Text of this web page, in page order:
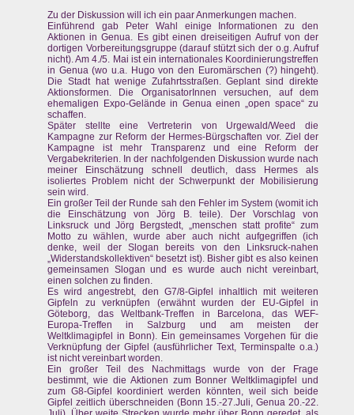
Zu der Diskussion will ich ein paar Anmerkungen machen.
Einführend gab Peter Wahl einige Informationen zu den
Aktionen in Genua. Es gibt einen dreiseitigen Aufruf von der
dortigen Vorbereitungsgruppe (darauf stützt sich der o.g. Aufruf
nicht). Am 4./5. Mai ist ein internationales Koordinierungstreffen
in Genua (wo u.a. Hugo von den Euromärschen (?) hingeht).
Die Stadt hat wenige Zufahrtsstraßen. Geplant sind direkte
Aktionsformen. Die OrganisatorInnen versuchen, auf dem
ehemaligen Expo-Gelände in Genua einen „open space“ zu
schaffen.
Später stellte eine Vertreterin von Urgewald/Weed die
Kampagne zur Reform der Hermes-Bürgschaften vor. Ziel der
Kampagne ist mehr Transparenz und eine Reform der
Vergabekriterien. In der nachfolgenden Diskussion wurde nach
meiner Einschätzung schnell deutlich, dass Hermes als
isoliertes Problem nicht der Schwerpunkt der Mobilisierung
sein wird.
Ein großer Teil der Runde sah den Fehler im System (womit ich
die Einschätzung von Jörg B. teile). Der Vorschlag von
Linksruck und Jörg Bergstedt, „menschen statt profite“ zum
Motto zu wählen, wurde aber auch nicht aufgegriffen (ich
denke, weil der Slogan bereits von den Linksruck-nahen
„Widerstandskollektiven“ besetzt ist). Bisher gibt es also keinen
gemeinsamen Slogan und es wurde auch nicht vereinbart,
einen solchen zu finden.
Es wird angestrebt, den G7/8-Gipfel inhaltlich mit weiteren
Gipfeln zu verknüpfen (erwähnt wurden der EU-Gipfel in
Göteborg, das Weltbank-Treffen in Barcelona, das WEF-
Europa-Treffen in Salzburg und am meisten der
Weltklimagipfel in Bonn). Ein gemeinsames Vorgehen für die
Verknüpfung der Gipfel (ausführlicher Text, Terminspalte o.a.)
ist nicht vereinbart worden.
Ein großer Teil des Nachmittags wurde von der Frage
bestimmt, wie die Aktionen zum Bonner Weltklimagipfel und
zum G8-Gipfel koordiniert werden könnten, weil sich beide
Gipfel zeitlich überschneiden (Bonn 15.-27.Juli, Genua 20.-22.